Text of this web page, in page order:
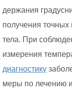
держания
получения
тела. При
измерения
диагностику
меры по лечению